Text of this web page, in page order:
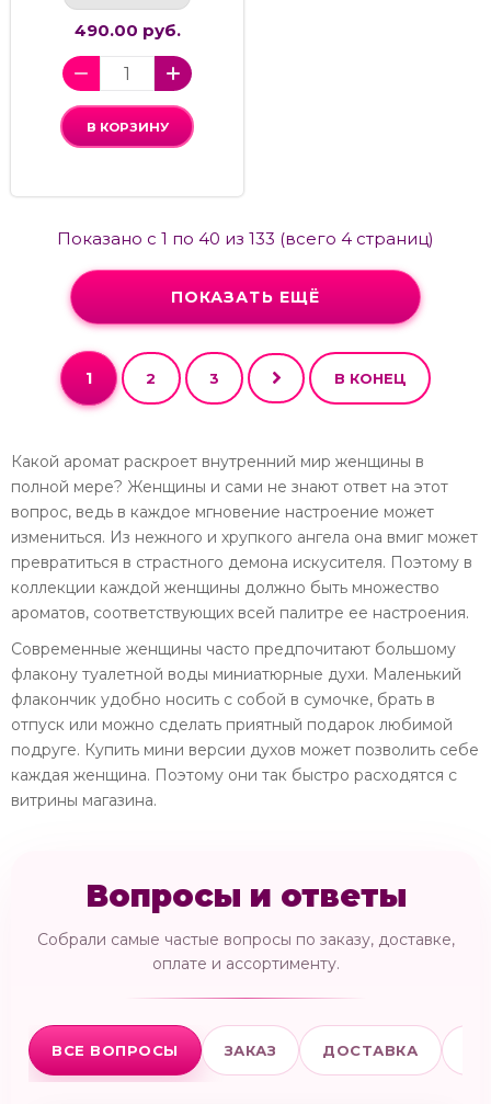
490.00 руб.
В КОРЗИНУ
Показано с 1 по 40 из 133 (всего 4 страниц)
ПОКАЗАТЬ ЕЩЁ
1 2 3 В КОНЕЦ
Какой аромат раскроет внутренний мир женщины в
полной мере? Женщины и сами не знают ответ на этот
вопрос, ведь в каждое мгновение настроение может
измениться. Из нежного и хрупкого ангела она вмиг может
превратиться в страстного демона искусителя. Поэтому в
коллекции каждой женщины должно быть множество
ароматов, соответствующих всей палитре ее настроения.
Современные женщины часто предпочитают большому
флакону туалетной воды миниатюрные духи. Маленький
флакончик удобно носить с собой в сумочке, брать в
отпуск или можно сделать приятный подарок любимой
подруге. Купить мини версии духов может позволить себе
каждая женщина. Поэтому они так быстро расходятся с
витрины магазина.
Вопросы и ответы
Собрали самые частые вопросы по заказу, доставке,
оплате и ассортименту.
ВСЕ ВОПРОСЫ ЗАКАЗ ДОСТАВКА